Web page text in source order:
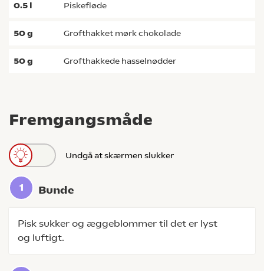
Fremgangsmåde
Undgå at skærmen slukker
Bunde
Pisk sukker og æggeblommer til det er lyst
og luftigt.
0.5 l piskefløde
50g grofthakket mørk chokolade
50g grofthakkede hasselnødder